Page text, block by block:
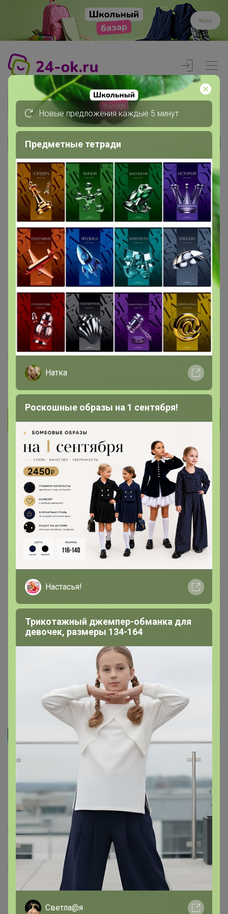
Жми
Главная
Члены клуба
каринак
каринак
Великий магистр
1.8K 60 7 580 22
На сайте 4 июня, 2026 10:31
День рождения 20 октября
Красноярск
В клубе с 13 апреля 2013 г.
Скопировать ссылку
Медали 22
Номинировать на медаль
Друзья в клубе 3
Реклама
Как сделать заказ?
Как получить?
Доставка
Шоурумы
Торговые марки
Наша команда
В наличии
Новые предложения каждые 5 минут
Предметные тетради
Натка
Роскошные образы на 1 сентября!
Настасья!
Трикотажный джемпер-обманка для
девочек, размеры 134-164
Светла@я